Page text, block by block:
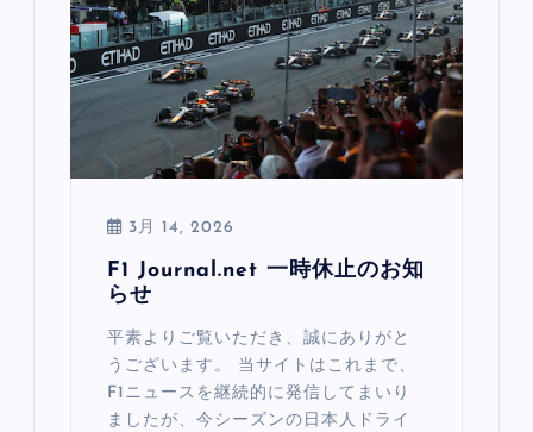
3月 14, 2026
F1 Journal.net 一時休止のお知
らせ
平素よりご覧いただき、誠にありがと
うございます。 当サイトはこれまで、
F1ニュースを継続的に発信してまいり
ましたが、今シーズンの日本人ドライ